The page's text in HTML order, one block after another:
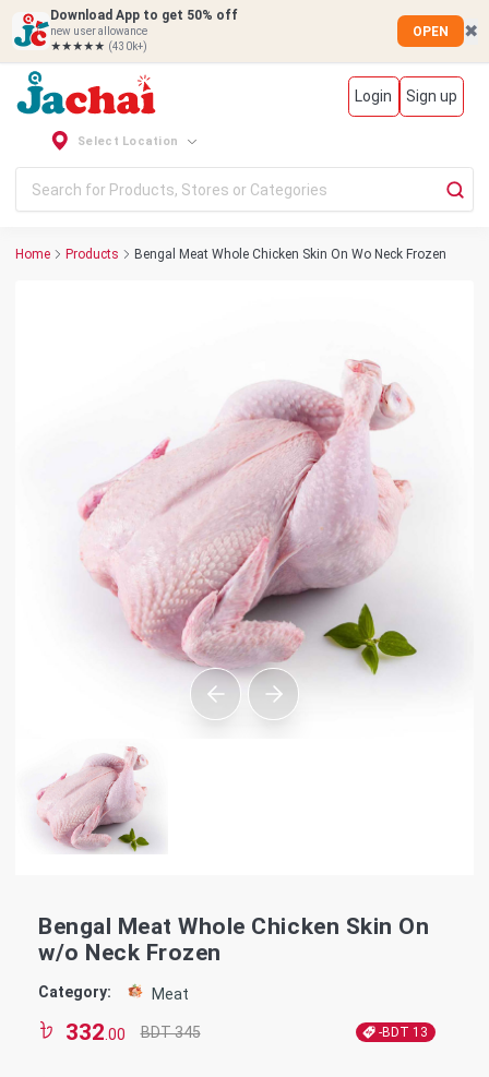
Download App to get 50% off
new user allowance
★★★★★ (430k+)
OPEN ✖
Login Sign up
Select Location
Home Products Bengal Meat Whole Chicken Skin On Wo Neck Frozen
Bengal Meat Whole Chicken Skin On
w/o Neck Frozen
Category: Meat
332 .00 BDT 345 -BDT 13